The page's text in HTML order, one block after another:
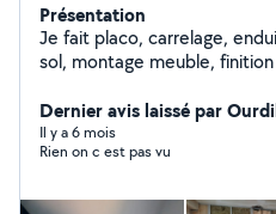
Présentation
Je fait placo, carrelage,
sol, montage meuble,
Dernier avis laissé par
Il y a 6 mois
Rien on c est pas vu